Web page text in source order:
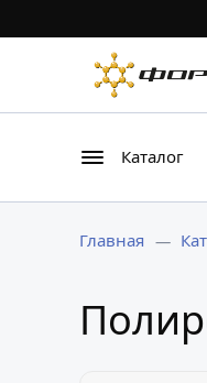
Каталог
Главная